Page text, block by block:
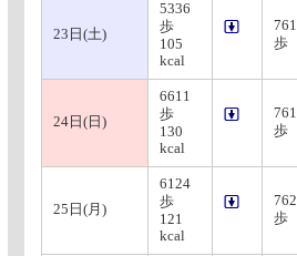
23日(土)
5336
歩
105
kcal
歩
24日(日)
6611
歩
130
kcal
歩
25日(月)
6124
歩
121
kcal
歩